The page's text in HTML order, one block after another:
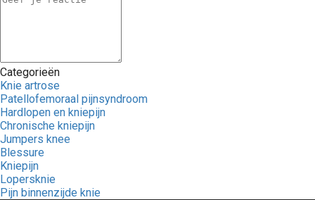
Categorieën
Knie artrose
Patellofemoraal pijnsyndroom
Hardlopen en kniepijn
Chronische kniepijn
Jumpers knee
Blessure
Kniepijn
Lopersknie
Pijn binnenzijde knie